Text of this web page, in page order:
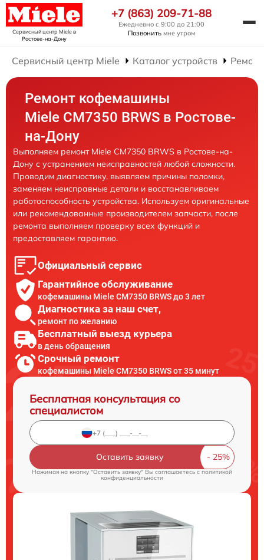
Сервисный центр Mieleв
Ростове-на-Дону
+7 (863) 209-71-88
Ежедневно с 9:00 до 21:00
Позвонить мне утром
Сервисный центр Miele Каталог устройств
Ремонт кофемашины
Miele CM7350 BRWS в Ростове-
на-Дону
Выполняем ремонт Miele CM7350 BRWS в Ростове-на-
Дону с устранением неисправностей любой сложности.
Проводим диагностику, выявляем причины поломки,
заменяем неисправные детали и восстанавливаем
работоспособность устройства. Используем оригинальные
или рекомендованные производителем запчасти, после
ремонта выполняем проверку всех функций и
предоставляем гарантию.
Официальный сервис
Гарантийное обслуживание
кофемашины Miele CM7350 BRWS до 3 лет
Диагностика за наш счет,
ремонт по желанию
Бесплатный выезд курьера
в день обращения
Срочный ремонт
кофемашины Miele CM7350 BRWS от 35 минут
Бесплатная консультация со
специалистом
Оставить заявку
Нажимая на кнопку "Оставить заявку" Вы соглашаетесь cполитикой
конфиденциальности